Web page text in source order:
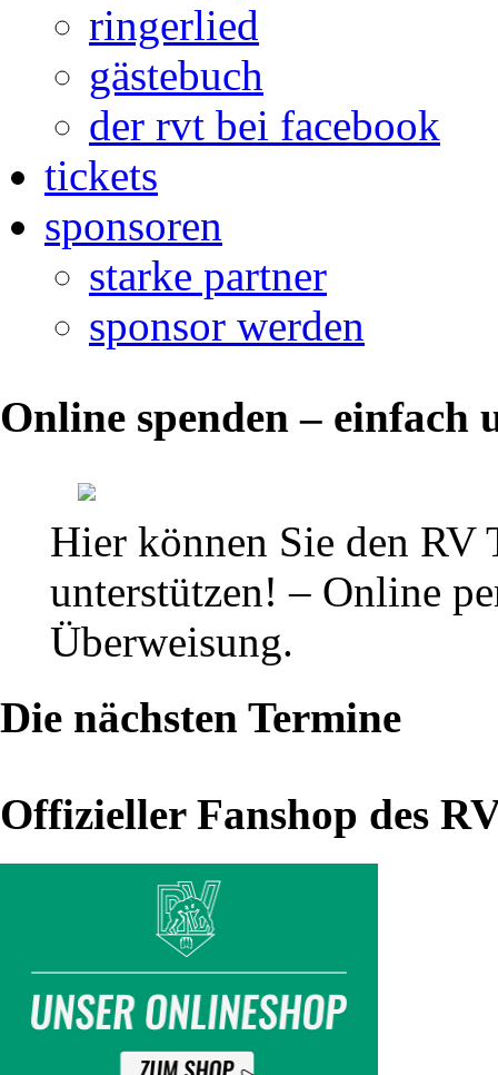
ringerlied
gästebuch
der rvt bei facebook
tickets
sponsoren
starke partner
sponsor werden
Online spenden – einfach
Hier können Sie den RV
unterstützen! – Online
Überweisung.
Die nächsten Termine
Offizieller Fanshop des
Sommer-
Trainingslager
Zinnowitz
(31.07.
04.08.2019)
Trip
einmal
erfolgreich